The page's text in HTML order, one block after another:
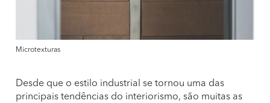
Microtexturas
Desde que o estilo industrial se tornou uma das
principais tendências do interiorismo, são muitas as